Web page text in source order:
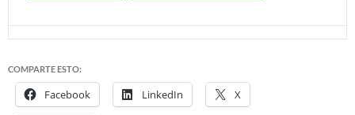
COMPARTE ESTO:
Facebook LinkedIn X